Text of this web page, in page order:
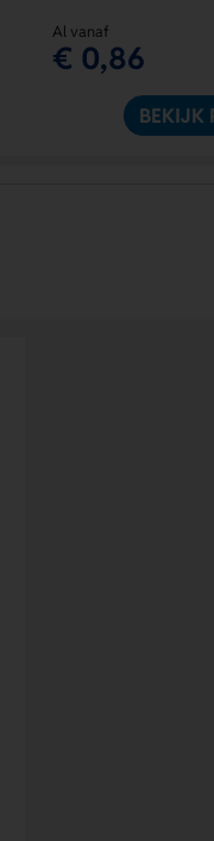
Al vanaf
€ 0,86
BEKIJK